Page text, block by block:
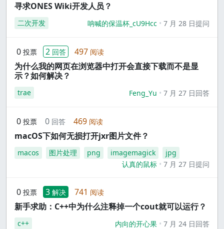
寻求ONES Wiki开发人员？
二次开发 呐喊的保温杯_cU9Hcc 7 月 28 日提问
0 投票 2 回答 497 阅读
为什么我的网页在浏览器中打开会直接下载而不是显
示？如何解决？
trae Feng_Yu 7 月 27 日回答
0 投票 0 回答 469 阅读
macOS下如何无损打开jxr图片文件？
macos 图片处理 png imagemagick
jpg
认真的鼠标
7 月 27 日提问
0 投票 3 解决 741 阅读
新手求助：C++中为什么注释掉一个cout就可以运行？
c++ 内向的开心果 7 月 24 日回答